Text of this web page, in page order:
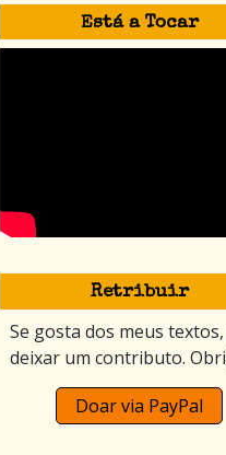
Está a Tocar
Retribuir
Se gosta dos meus
deixar um contributo.
Doar via PayPal